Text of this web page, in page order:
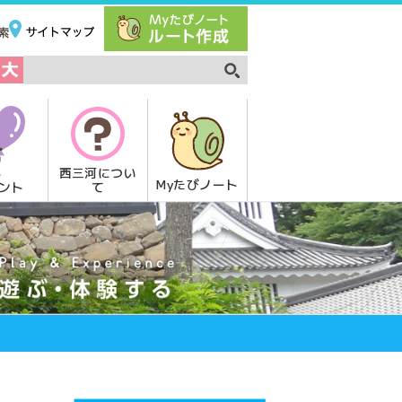
ト
西三河につい
て
Myたびノート